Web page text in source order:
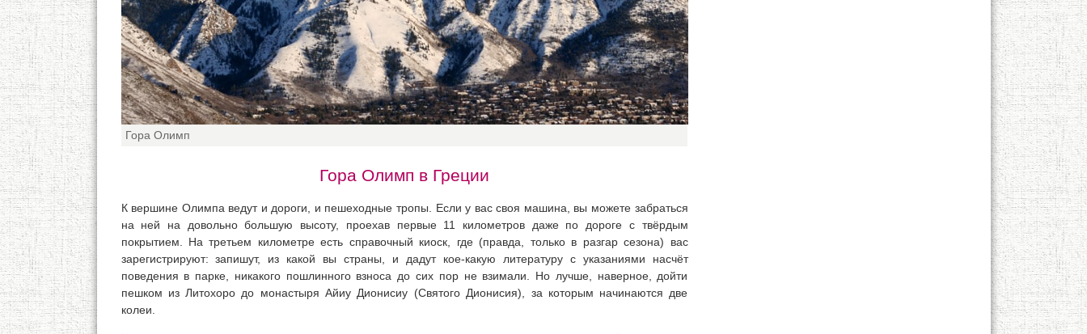
Гора Олимп
Гора Олимп в Греции
К вершине Олимпа ведут и дороги, и пешеходные тропы. Если у вас своя машина, вы можете забраться
на ней на довольно большую высоту, проехав первые 11 километров даже по дороге с твёрдым
покрытием. На третьем километре есть справочный киоск, где (правда, только в разгар сезона) вас
зарегистрируют: запишут, из какой вы страны, и дадут кое-какую литературу с указаниями насчёт
поведения в парке, никакого пошлинного взноса до сих пор не взимали. Но лучше, наверное, дойти
пешком из Литохоро до монастыря Айиу Дионисиу (Святого Дионисия), за которым начинаются две
колеи.